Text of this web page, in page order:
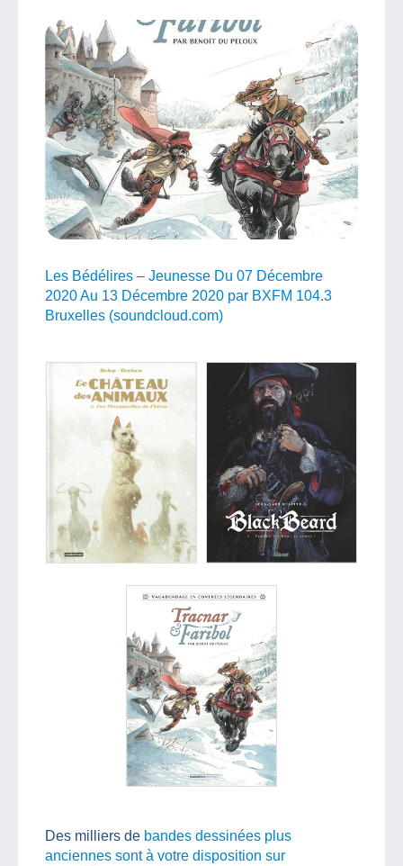
Les Bédélires – Jeunesse Du 07 Décembre
2020 Au 13 Décembre 2020 par BXFM 104.3
Bruxelles (soundcloud.com)
Des milliers de bandes dessinées plus
anciennes sont à votre disposition sur